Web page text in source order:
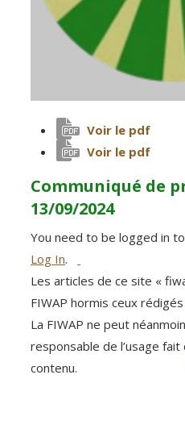
Voir le pdf
Voir le pdf
Communiqué de
13/09/2024
You need to be logged in
Log In.
Les articles de ce site «
FIWAP hormis ceux
La FIWAP ne peut
responsable de l’usage
contenu.